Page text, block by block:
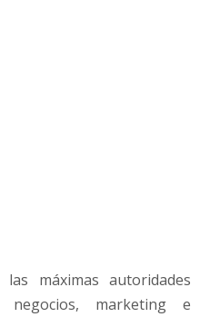
máximas autoridades
marketing e